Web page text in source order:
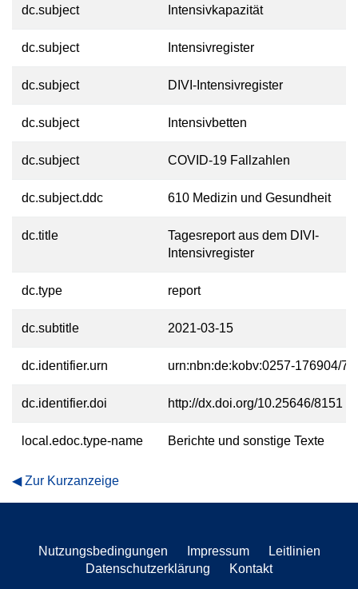
dc.subject Intensivkapazität
dc.subject Intensivregister
dc.subject DIVI-Intensivregister
dc.subject Intensivbetten
dc.subject COVID-19 Fallzahlen
dc.subject.ddc 610 Medizin und Gesundheit
dc.title
Tagesreport aus dem DIVI-
Intensivregister
dc.type report
dc.subtitle 2021-03-15
dc.identifier.urn urn:nbn:de:kobv:0257-176904/
dc.identifier.doi http://dx.doi.org/10.25646/8151
local.edoc.type-name Berichte und sonstige Texte
Zur Kurzanzeige
Nutzungsbedingungen Impressum
Leitlinien
Datenschutzerklärung
Kontakt